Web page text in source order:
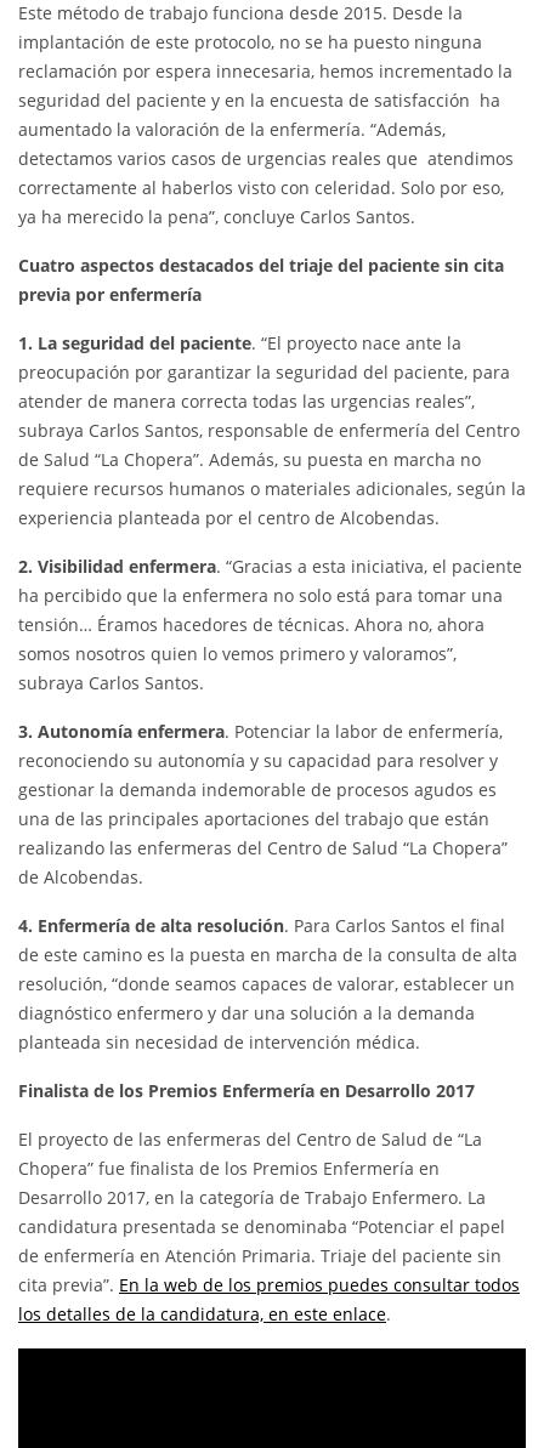
Este método de trabajo funciona desde 2015. Desde la
implantación de este protocolo, no se ha puesto ninguna
reclamación por espera innecesaria, hemos incrementado la
seguridad del paciente y en la encuesta de satisfacción ha
aumentado la valoración de la enfermería. “Además,
detectamos varios casos de urgencias reales que atendimos
correctamente al haberlos visto con celeridad. Solo por eso,
ya ha merecido la pena”, concluye Carlos Santos.
Cuatro aspectos destacados del triaje del paciente sin cita
previa por enfermería
1. La seguridad del paciente. “El proyecto nace ante la
preocupación por garantizar la seguridad del paciente, para
atender de manera correcta todas las urgencias reales”,
subraya Carlos Santos, responsable de enfermería del Centro
de Salud “La Chopera”. Además, su puesta en marcha no
requiere recursos humanos o materiales adicionales, según la
experiencia planteada por el centro de Alcobendas.
2. Visibilidad enfermera. “Gracias a esta iniciativa, el paciente
ha percibido que la enfermera no solo está para tomar una
tensión… Éramos hacedores de técnicas. Ahora no, ahora
somos nosotros quien lo vemos primero y valoramos”,
subraya Carlos Santos.
3. Autonomía enfermera. Potenciar la labor de enfermería,
reconociendo su autonomía y su capacidad para resolver y
gestionar la demanda indemorable de procesos agudos es
una de las principales aportaciones del trabajo que están
realizando las enfermeras del Centro de Salud “La Chopera”
de Alcobendas.
4. Enfermería de alta resolución. Para Carlos Santos el final
de este camino es la puesta en marcha de la consulta de alta
resolución, “donde seamos capaces de valorar, establecer un
diagnóstico enfermero y dar una solución a la demanda
planteada sin necesidad de intervención médica.
Finalista de los Premios Enfermería en Desarrollo 2017
El proyecto de las enfermeras del Centro de Salud de “La
Chopera” fue finalista de los Premios Enfermería en
Desarrollo 2017, en la categoría de Trabajo Enfermero. La
candidatura presentada se denominaba “Potenciar el papel
de enfermería en Atención Primaria. Triaje del paciente sin
cita previa”. En la web de los premios puedes consultar todos
los detalles de la candidatura, en este enlace.